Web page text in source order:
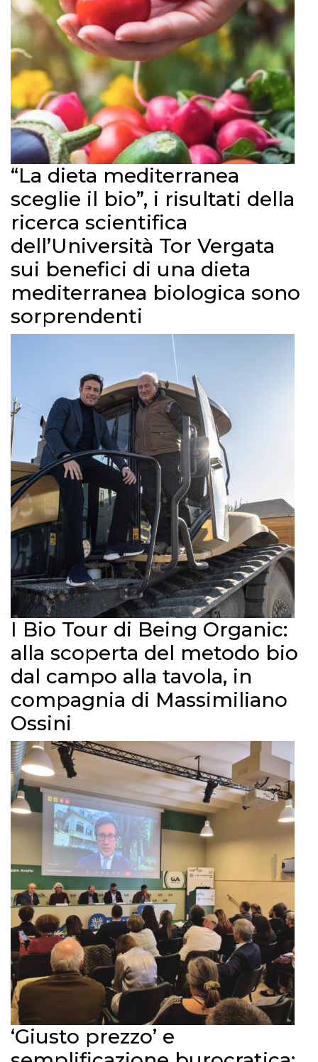
“La dieta mediterranea
sceglie il bio”, i risultati della
ricerca scientifica
dell’Università Tor Vergata
sui benefici di una dieta
mediterranea biologica sono
sorprendenti
I Bio Tour di Being Organic:
alla scoperta del metodo bio
dal campo alla tavola, in
compagnia di Massimiliano
Ossini
‘Giusto prezzo’ e